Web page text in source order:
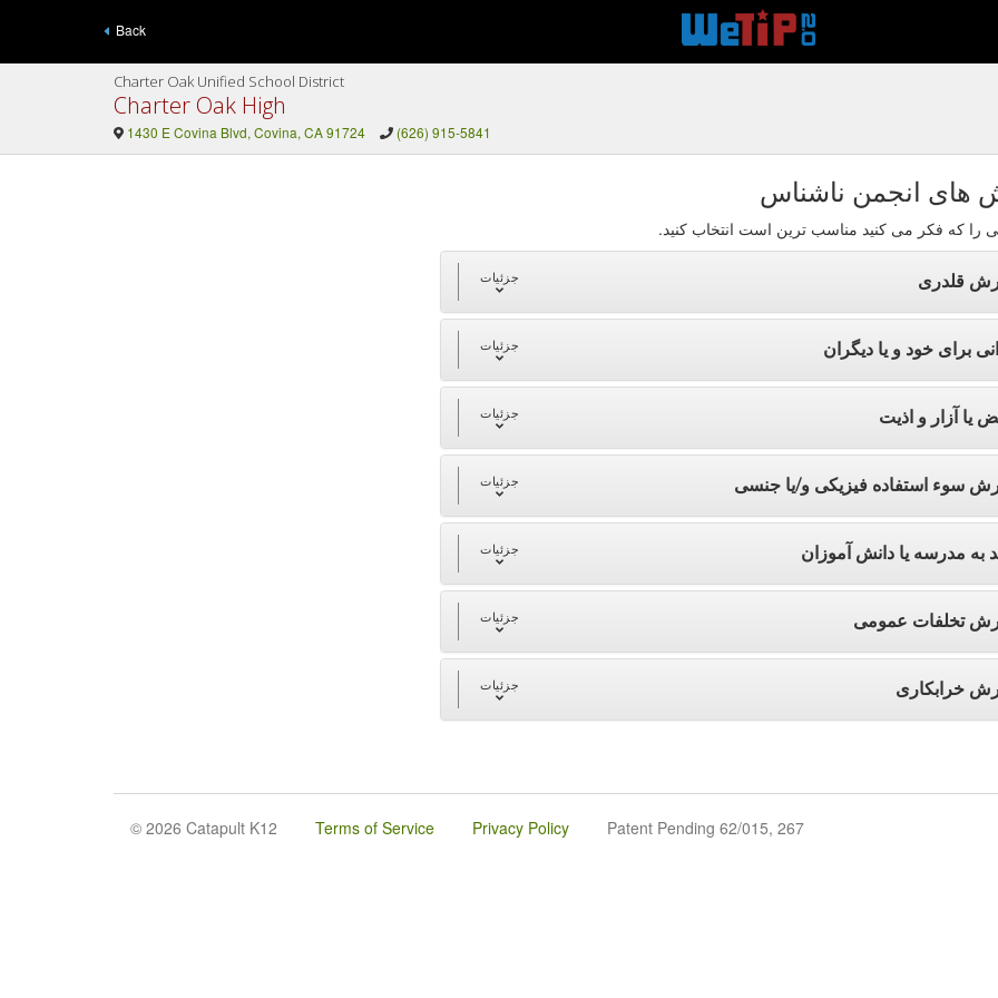
Back
Charter Oak Unified School District
Charter Oak High
1430 E Covina Blvd, Covina, CA 91724 (626) 915-5841
های انجمن ناشناس
را که فکر می کنید مناسب ترین است انتخاب کنید.
قلدری جزئیات
برای خود و یا دیگران جزئیات
یا آزار و اذیت جزئیات
سوء استفاده فیزیکی و/یا جنسی جزئیات
به مدرسه یا دانش آموزان جزئیات
تخلفات عمومی جزئیات
خرابکاری جزئیات
© 2026 Catapult K12 Terms of Service Privacy Policy Patent Pending 62/015, 267